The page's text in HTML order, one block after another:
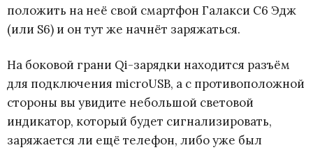
положить на неё свой смартфон Галакси С6 Эдж
(или S6) и он тут же начнёт заряжаться.
На боковой грани Qi-зарядки находится разъём
для подключения microUSB, а с противоположной
стороны вы увидите небольшой световой
индикатор, который будет сигнализировать,
заряжается ли ещё телефон, либо уже был